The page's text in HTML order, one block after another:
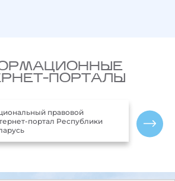
ПОРТАЛЫ
правовой
портал Республики